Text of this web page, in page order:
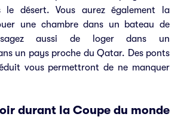
le désert. Vous aurez également la
une chambre dans un bateau de
aussi de loger dans un
un pays proche du Qatar. Des ponts
vous permettront de ne manquer
durant la Coupe du monde